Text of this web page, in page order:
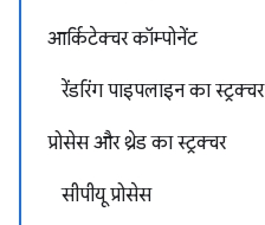
आर्किटेक्चर कॉम्पोनेंट
रेंडरिंग पाइपलाइन का स्ट्रक्चर
प्रोसेस और थ्रेड का स्ट्रक्चर
सीपीयू प्रोसेस